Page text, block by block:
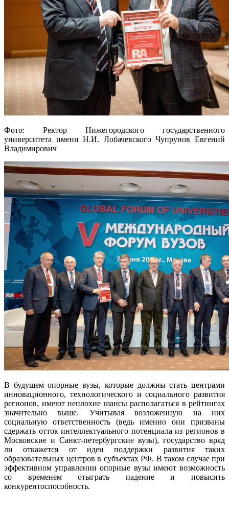
Фото: Ректор Нижегородского государственного
университета имени Н.И. Лобачевского Чупрунов Евгений
Владимирович
В будущем опорные вузы, которые должны стать центрами
инновационного, технологического и социального развития
регионов, имеют неплохие шансы располагаться в рейтингах
значительно выше. Учитывая возложенную на них
социальную ответственность (ведь именно они призваны
сдержать отток интеллектуального потенциала из регионов в
Московские и Санкт-петербургские вузы), государство вряд
ли откажется от идеи поддержки развития таких
образовательных центров в субъектах РФ. В таком случае при
эффективном управлении опорные вузы имеют возможность
со временем отыграть падение и повысить
конкурентоспособность.